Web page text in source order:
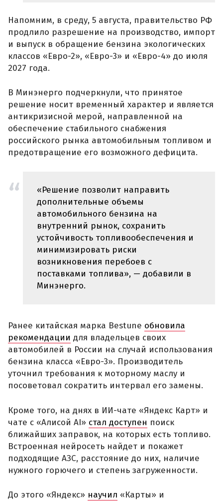
Напомним, в среду, 5 августа, правительство РФ
продлило разрешение на производство, импорт
и выпуск в обращение бензина экологических
классов «Евро-2», «Евро-3» и «Евро-4» до июля
2027 года.
В Минэнерго подчеркнули, что принятое
решение носит временный характер и является
антикризисной мерой, направленной на
обеспечение стабильного снабжения
российского рынка автомобильным топливом и
предотвращение его возможного дефицита.
«Решение позволит направить
дополнительные объемы
автомобильного бензина на
внутренний рынок, сохранить
устойчивость топливообеспечения и
минимизировать риски
возникновения перебоев с
поставками топлива», — добавили в
Минэнерго.
Ранее китайская марка Bestune обновила
рекомендации для владельцев своих
автомобилей в России на случай использования
бензина класса «Евро-3». Производитель
уточнил требования к моторному маслу и
посоветовал сократить интервал его замены.
Кроме того, на днях в ИИ-чате «Яндекс Карт» и
чате с «Алисой AI» стал доступен поиск
ближайших заправок, на которых есть топливо.
Встроенная нейросеть найдет и покажет
подходящие АЗС, расстояние до них, наличие
нужного горючего и степень загруженности.
До этого «Яндекс» научил «Карты» и